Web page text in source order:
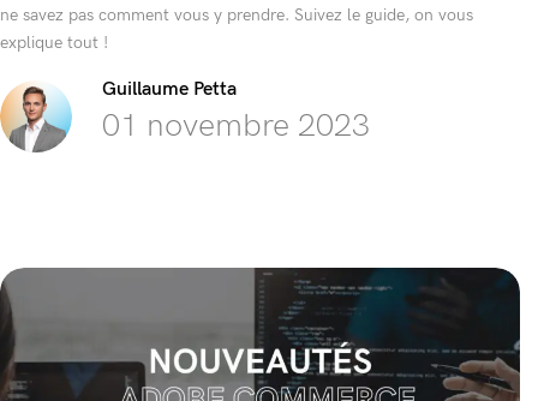
ne savez pas comment vous y prendre. Suivez le guide, on vous
explique tout !
Guillaume Petta
01 novembre 2023